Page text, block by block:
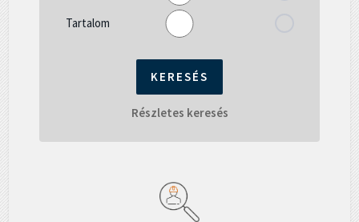
Tartalom
Részletes keresés